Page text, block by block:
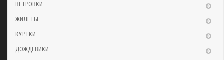
ВЕТРОВКИ
ЖИЛЕТЫ
КУРТКИ
ДОЖДЕВИКИ